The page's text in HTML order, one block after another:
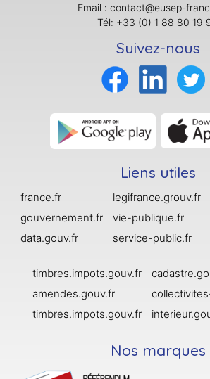
Email : contact@eusep-
Tél: +33 (0) 1 88 80 19
Suivez-nous
Liens utiles
france.fr
gouvernement.fr
data.gouv.fr
legifrance.grouv.fr
vie-publique.fr
service-public.fr
timbres.impots.gouv.fr
amendes.gouv.fr
timbres.impots.gouv.fr
Nos marques